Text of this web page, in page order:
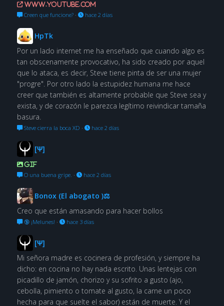
www.youtube.com
Creen que funcione?· hace 2 días
HpTk
Por un lado internet me ha enseñado que cuando algo es
tan obscenamente provocativo, ha sido creado por aquel
que lo ataca, es decir, Steve tiene pinta de ser una mujer
"progre". Por otro lado la estupidez humana me hace
creer que también es altamente probable que Steve sea y
exista, y de corazón le parezca legítimo reivindicar tamaña
basura.
Steve cierra la boca XD · hace 2 días
[Ψ]
GIF
O una buena gripe. · hace 2 días
Bonox (El abogato )⚖
Creo que están amasando para hacer bollos
🔞 ¡Melunes! · hace 3 días
[Ψ]
Mi señora madre es cocinera de profesión, y siempre ha
dicho: en cocina no hay nada escrito. Unas lentejas con
picadillo de jamón, chorizo y su sofrito a gusto (ajo,
cebolla, pimiento o tomate al gusto, la carne un poco
hecha para que suelte el sabor) están de muerte. Y el